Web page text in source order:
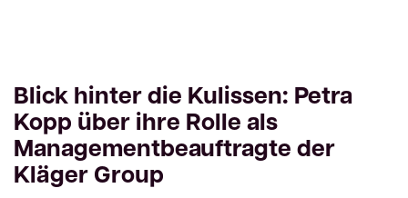
Blick hinter die Kulissen: Petra
Kopp über ihre Rolle als
Managementbeauftragte der
Kläger Group